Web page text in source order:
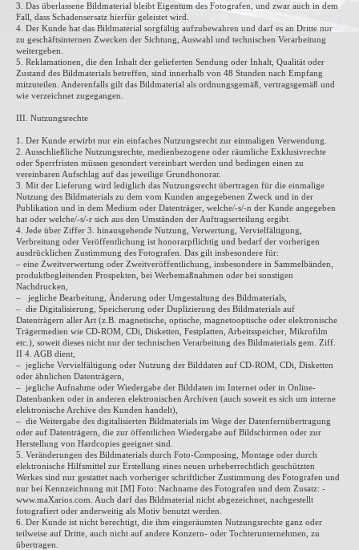
3. Das überlassene Bildmaterial bleibt Eigentum des Fotografen, und zwar auch in dem
Fall, dass Schadensersatz hierfür geleistet wird.
4. Der Kunde hat das Bildmaterial sorgfältig aufzubewahren und darf es an Dritte nur
zu geschäftsinternen Zwecken der Sichtung, Auswahl und technischen Verarbeitung
weitergeben.
5. Reklamationen, die den Inhalt der gelieferten Sendung oder Inhalt, Qualität oder
Zustand des Bildmaterials betreffen, sind innerhalb von 48 Stunden nach Empfang
mitzuteilen. Anderenfalls gilt das Bildmaterial als ordnungsgemäß, vertragsgemäß und
wie verzeichnet zugegangen.
III. Nutzungsrechte
1. Der Kunde erwirbt nur ein einfaches Nutzungsrecht zur einmaligen Verwendung.
2. Ausschließliche Nutzungsrechte, medienbezogene oder räumliche Exklusivrechte
oder Sperrfristen müssen gesondert vereinbart werden und bedingen einen zu
vereinbaren Aufschlag auf das jeweilige Grundhonorar.
3. Mit der Lieferung wird lediglich das Nutzungsrecht übertragen für die einmalige
Nutzung des Bildmaterials zu dem vom Kunden angegebenen Zweck und in der
Publikation und in dem Medium oder Datenträger, welche/-s/-n der Kunde angegeben
hat oder welche/-s/-r sich aus den Umständen der Auftragserteilung ergibt.
4. Jede über Ziffer 3. hinausgehende Nutzung, Verwertung, Vervielfältigung,
Verbreitung oder Veröffentlichung ist honorarpflichtig und bedarf der vorherigen
ausdrücklichen Zustimmung des Fotografen. Das gilt insbesondere für:
– eine Zweitverwertung oder Zweitveröffentlichung, insbesondere in Sammelbänden,
produktbegleitenden Prospekten, bei Werbemaßnahmen oder bei sonstigen
Nachdrucken,
– jegliche Bearbeitung, Änderung oder Umgestaltung des Bildmaterials,
– die Digitalisierung, Speicherung oder Duplizierung des Bildmaterials auf
Datenträgern aller Art (z.B. magnetische, optische, magnetooptische oder elektronische
Trägermedien wie CD-ROM, CDi, Disketten, Festplatten, Arbeitsspeicher, Mikrofilm
etc.), soweit dieses nicht nur der technischen Verarbeitung des Bildmaterials gem. Ziff.
II 4. AGB dient,
– jegliche Vervielfältigung oder Nutzung der Bilddaten auf CD-ROM, CDi, Disketten
oder ähnlichen Datenträgern,
– jegliche Aufnahme oder Wiedergabe der Bilddaten im Internet oder in Online-
Datenbanken oder in anderen elektronischen Archiven (auch soweit es sich um interne
elektronische Archive des Kunden handelt),
– die Weitergabe des digitalisierten Bildmaterials im Wege der Datenfernübertragung
oder auf Datenträgern, die zur öffentlichen Wiedergabe auf Bildschirmen oder zur
Herstellung von Hardcopies geeignet sind.
5. Veränderungen des Bildmaterials durch Foto-Composing, Montage oder durch
elektronische Hilfsmittel zur Erstellung eines neuen urheberrechtlich geschützten
Werkes sind nur gestattet nach vorheriger schriftlicher Zustimmung des Fotografen und
nur bei Kennzeichnung mit [M] Foto: Nachname des Fotografen und dem Zusatz: -
www.maXarios.com. Auch darf das Bildmaterial nicht abgezeichnet, nachgestellt
fotografiert oder anderweitig als Motiv benutzt werden.
6. Der Kunde ist nicht berechtigt, die ihm eingeräumten Nutzungsrechte ganz oder
teilweise auf Dritte, auch nicht auf andere Konzern- oder Tochterunternehmen, zu
übertragen.